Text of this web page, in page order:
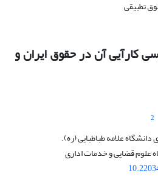
کارآیی آن در حقوق ایران و
2
علامه طباطبایی (ره).
قضایی و خدمات اداری